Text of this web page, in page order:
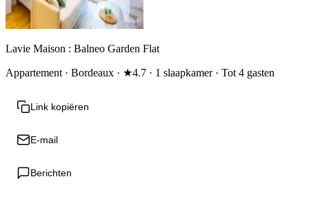
Lavie Maison : Balneo Garden Flat
Appartement · Bordeaux · ★4.7 · 1 slaapkamer · Tot 4 gasten
Link kopiëren
E-mail
Berichten